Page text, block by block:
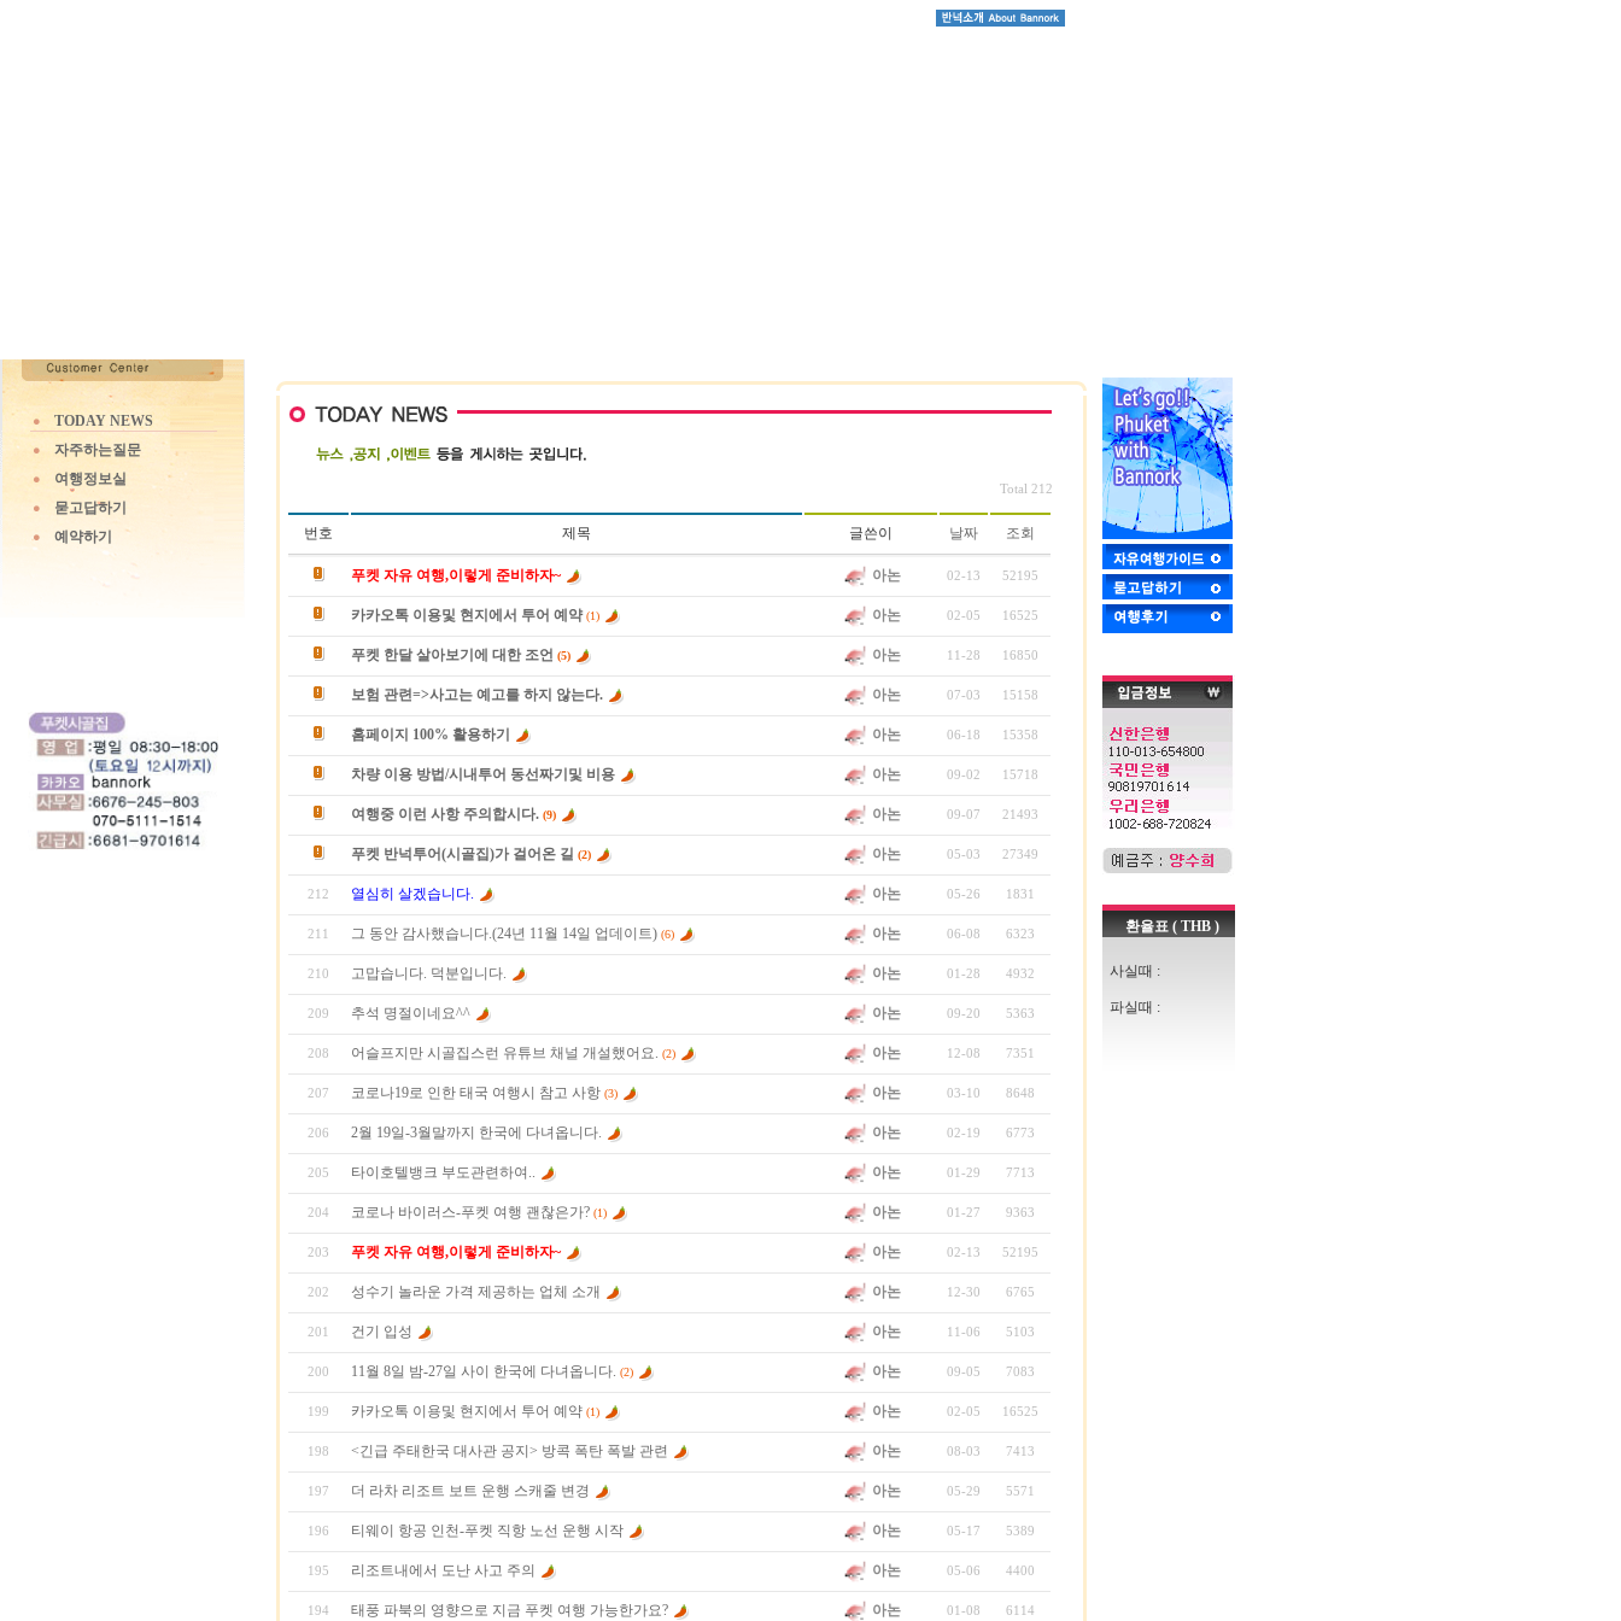
TODAY NEWS
자주하는질문
여행정보실
묻고답하기
예약하기
Total 212
번호 제목 글쓴이 날짜 조회
푸켓 자유 여행,이렇게 준비하자~ 아논 02-13 52195
카카오톡 이용및 현지에서 투어 예약 (1) 아논 02-05 16525
푸켓 한달 살아보기에 대한 조언 (5) 아논 11-28 16850
보험 관련=>사고는 예고를 하지 않는다. 아논 07-03 15158
홈페이지 100% 활용하기 아논 06-18 15358
차량 이용 방법/시내투어 동선짜기및 비용 아논 09-02 15718
여행중 이런 사항 주의합시다. (9) 아논 09-07 21493
푸켓 반넉투어(시골집)가 걸어온 길 (2) 아논 05-03 27349
212 열심히 살겠습니다. 아논 05-26 1831
211 그 동안 감사했습니다.(24년 11월 14일 업데이트) (6) 아논 06-08 6323
210 고맙습니다. 덕분입니다. 아논 01-28 4932
209 추석 명절이네요^^ 아논 09-20 5363
208 어슬프지만 시골집스런 유튜브 채널 개설했어요. (2) 아논 12-08 7351
207 코로나19로 인한 태국 여행시 참고 사항 (3) 아논 03-10 8648
206 2월 19일-3월말까지 한국에 다녀옵니다. 아논 02-19 6773
205 타이호텔뱅크 부도관련하여.. 아논 01-29 7713
204 코로나 바이러스-푸켓 여행 괜찮은가? (1) 아논 01-27 9363
203 푸켓 자유 여행,이렇게 준비하자~ 아논 02-13 52195
202 성수기 놀라운 가격 제공하는 업체 소개 아논 12-30 6765
201 건기 입성 아논 11-06 5103
200 11월 8일 밤-27일 사이 한국에 다녀옵니다. (2) 아논 09-05 7083
199 카카오톡 이용및 현지에서 투어 예약 (1) 아논 02-05 16525
198 <긴급 주태한국 대사관 공지> 방콕 폭탄 폭발 관련 아논 08-03 7413
197 더 라차 리조트 보트 운행 스캐줄 변경 아논 05-29 5571
196 티웨이 항공 인천-푸켓 직항 노선 운행 시작 아논 05-17 5389
195 리조트내에서 도난 사고 주의 아논 05-06 4400
194 태풍 파북의 영향으로 지금 푸켓 여행 가능한가요? 아논 01-08 6114
환율표 ( THB )
사실때 :
파실때 :